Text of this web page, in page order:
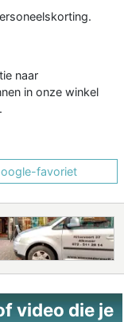
naar
in onze winkel
favoriet
video die je